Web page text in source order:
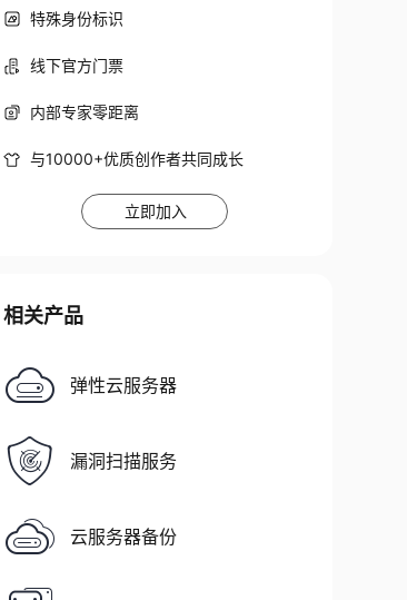
特殊身份标识
线下官方门票
内部专家零距离
与10000+优质创作者共同成长
立即加入
相关产品
弹性云服务器
漏洞扫描服务
云服务器备份